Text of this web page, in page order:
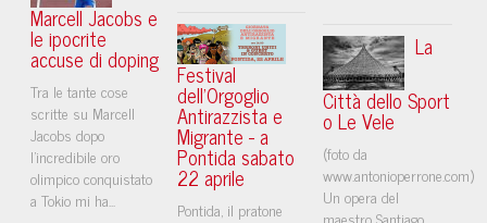
Marcell Jacobs e
le ipocrite
accuse di doping
Tra le tante cose
scritte su Marcell
Jacobs dopo
l’incredibile oro
olimpico conquistato
a Tokio mi ha...
Festival
dell'Orgoglio
Antirazzista e
Migrante - a
Pontida sabato
22 aprile
Pontida, il pratone
La
Città dello Sport
o Le Vele
(foto da
www.antonioperrone.com)
Un opera del
maestro Santiago